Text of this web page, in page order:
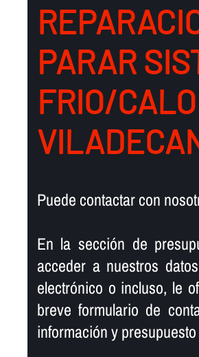
PARAR
FRIO/
Puede contactar con
En la sección de
acceder a nuestros
electrónico o incluso, le
breve formulario de
información y